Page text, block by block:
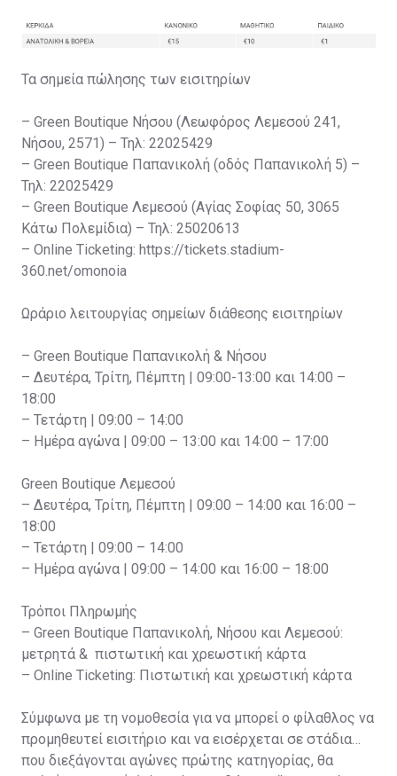
Τα σημεία πώλησης των εισιτηρίων
– Green Boutique Νήσου (Λεωφόρος Λεμεσού 241,
Νήσου, 2571) – Τηλ: 22025429
– Green Boutique Παπανικολή (οδός Παπανικολή 5) –
Τηλ: 22025429
– Green Boutique Λεμεσού (Αγίας Σοφίας 50, 3065
Κάτω Πολεμίδια) – Τηλ: 25020613
– Online Ticketing: https://tickets.stadium-
360.net/omonoia
Ωράριο λειτουργίας σημείων διάθεσης εισιτηρίων
– Green Boutique Παπανικολή & Νήσου
– Δευτέρα, Τρίτη, Πέμπτη | 09:00-13:00 και 14:00 –
18:00
– Τετάρτη | 09:00 – 14:00
– Ημέρα αγώνα | 09:00 – 13:00 και 14:00 – 17:00
Green Boutique Λεμεσού
– Δευτέρα, Τρίτη, Πέμπτη | 09:00 – 14:00 και 16:00 –
18:00
– Τετάρτη | 09:00 – 14:00
– Ημέρα αγώνα | 09:00 – 14:00 και 16:00 – 18:00
Τρόποι Πληρωμής
– Green Boutique Παπανικολή, Νήσου και Λεμεσού:
μετρητά & πιστωτική και χρεωστική κάρτα
– Online Ticketing: Πιστωτική και χρεωστική κάρτα
Σύμφωνα με τη νομοθεσία για να μπορεί ο φίλαθλος να
προμηθευτεί εισιτήριο και να εισέρχεται σε στάδια
που διεξάγονται αγώνες πρώτης κατηγορίας, θα